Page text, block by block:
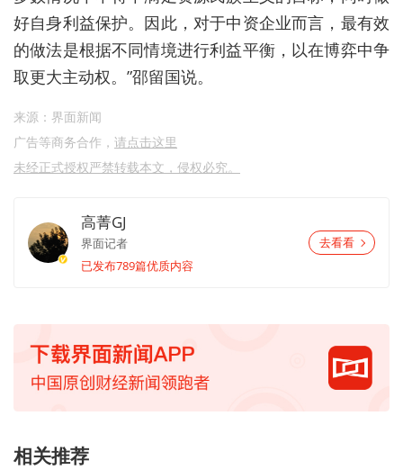
好自身利益保护。 因此，对于中资企业而言， 最有效
的做法是根据不同情境进行利益平衡，以在博弈中争
取更大主动权。 ”邵留国说。
来源：界面新闻
广告等商务合作， 请点击这里
未经正式授权严禁转载本文，侵权必究。
高菁GJ
界面记者
已发布789篇优质内容
去看看
相关推荐